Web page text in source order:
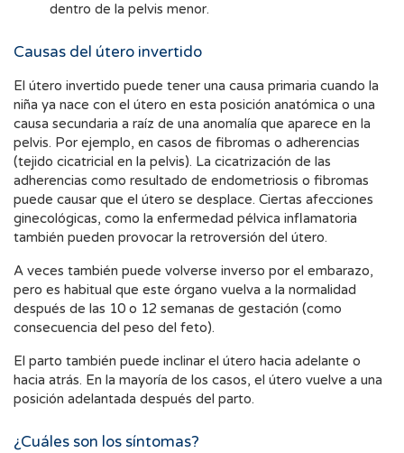
dentro de la pelvis menor.
Causas del útero invertido
El útero invertido puede tener una causa primaria cuando la
niña ya nace con el útero en esta posición anatómica o una
causa secundaria a raíz de una anomalía que aparece en la
pelvis. Por ejemplo, en casos de fibromas o adherencias
(tejido cicatricial en la pelvis). La cicatrización de las
adherencias como resultado de endometriosis o fibromas
puede causar que el útero se desplace. Ciertas afecciones
ginecológicas, como la enfermedad pélvica inflamatoria
también pueden provocar la retroversión del útero.
A veces también puede volverse inverso por el embarazo,
pero es habitual que este órgano vuelva a la normalidad
después de las 10 o 12 semanas de gestación (como
consecuencia del peso del feto).
El parto también puede inclinar el útero hacia adelante o
hacia atrás. En la mayoría de los casos, el útero vuelve a una
posición adelantada después del parto.
¿Cuáles son los síntomas?